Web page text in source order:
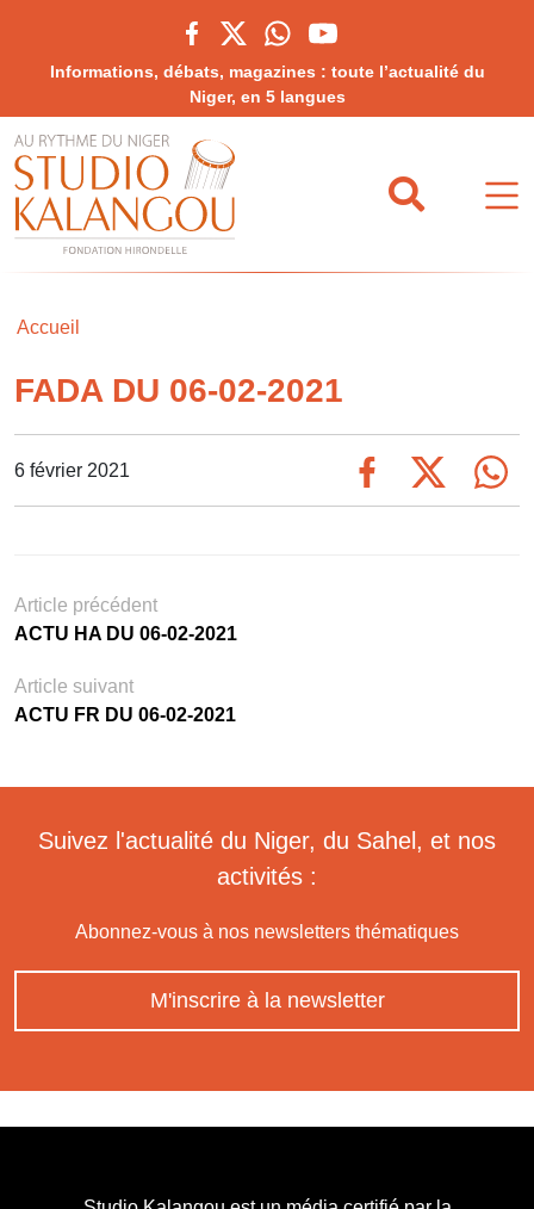
Informations, débats, magazines : toute l’actualité du
Niger, en 5 langues
Accueil
FADA DU 06-02-2021
6 février 2021
Article précédent
ACTU HA DU 06-02-2021
Article suivant
ACTU FR DU 06-02-2021
Suivez l'actualité du Niger, du Sahel, et nos
activités :
Abonnez-vous à nos newsletters thématiques
M'inscrire à la newsletter